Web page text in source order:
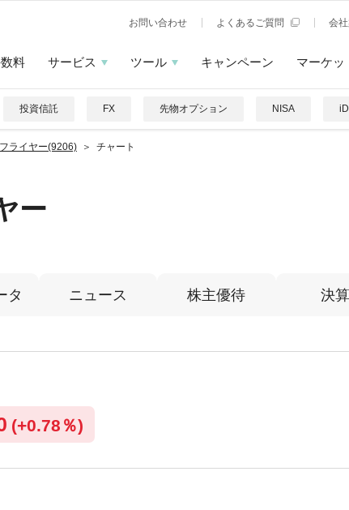
お問い合わせ よくあるご質問 会
料 サービス ツール キャンペーン マーケッ
投資信託 FX 先物オプション NISA
ライヤー(9206) チャート
ー
タ ニュース 株主優待 決算
(+0.78％)